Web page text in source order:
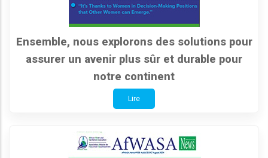
Ensemble, nous explorons des solutions pour
assurer un avenir plus sûr et durable pour
notre continent
Lire